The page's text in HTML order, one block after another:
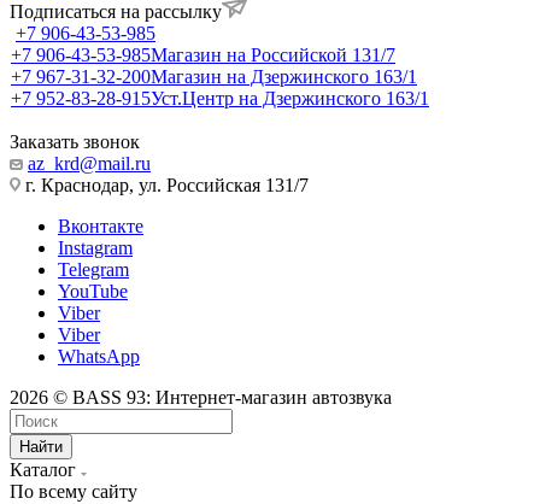
Подписаться на рассылку
+7 906-43-53-985
+7 906-43-53-985Магазин на Российской 131/7
+7 967-31-32-200Магазин на Дзержинского 163/1
+7 952-83-28-915Уст.Центр на Дзержинского 163/1
Заказать звонок
az_krd@mail.ru
г. Краснодар, ул. Российская 131/7
Вконтакте
Instagram
Telegram
YouTube
Viber
Viber
WhatsApp
2026 © BASS 93: Интернет-магазин автозвука
Найти
Каталог
По всему сайту